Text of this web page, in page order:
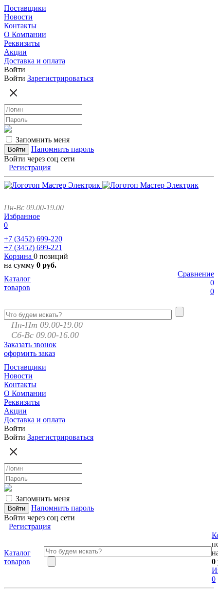
Поставщики
Новости
Контакты
О Компании
Реквизиты
Акции
Доставка и оплата
Войти
Войти Зарегистрироваться
Запомнить меня
Напомнить пароль
Войти через соц сети
Регистрация
Пн-Вс 09.00-19.00
Избранное
0
+7 (3452) 699-220
+7 (3452) 699-221
Корзина 0 позиций
на сумму 0 руб.
Сравнение
0
0
Каталог
товаров
Пн-Пт 09.00-19.00
Сб-Вс 09.00-16.00
Заказать звонок
оформить заказ
Поставщики
Новости
Контакты
О Компании
Реквизиты
Акции
Доставка и оплата
Войти
Войти Зарегистрироваться
Запомнить меня
Напомнить пароль
Войти через соц сети
Регистрация
Каталог
товаров
0
0